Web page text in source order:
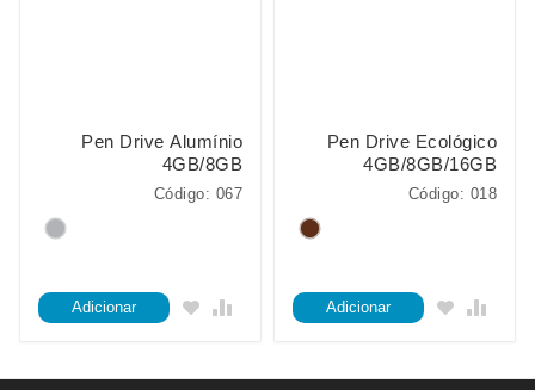
Pen Drive Alumínio
4GB/8GB
Código: 067
Adicionar
Pen Drive Ecológico
4GB/8GB/16GB
Código: 018
Adicionar